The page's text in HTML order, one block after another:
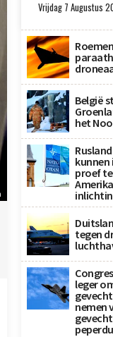
Vrijdag 7 Augustus
België
het
kunnen
proef
tegen
leger
nemen